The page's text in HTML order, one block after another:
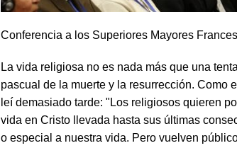
Conferencia a los Superiores Mayores
La vida religiosa no es nada más que una
pascual de la muerte y la resurrección. Como
leí demasiado tarde: "Los religiosos quieren
vida en Cristo llevada hasta sus últimas
o especial a nuestra vida. Pero vuelven